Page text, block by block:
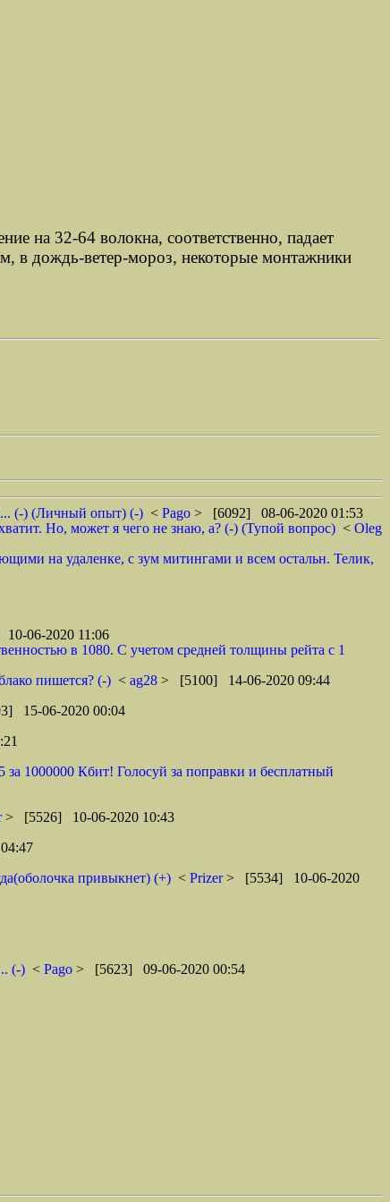
на 32-64 волокна, соответственно, падает
в дождь-ветер-мороз, некоторые монтажники
(-) (Личный опыт) (-) < Pago > [6092] 08-06-2020 01:53
Но, может я чего не знаю, а? (-) (Тупой вопрос) < Oleg
на удаленке, с зум митингами и всем остальн. Телик,
06-2020 11:06
в 1080. С учетом средней толщины рейта с 1
пишется? (-) < ag28 > [5100] 14-06-2020 09:44
15-06-2020 00:04
1000000 Кбит! Голосуй за поправки и бесплатный
> [5526] 10-06-2020 10:43
привыкнет) (+) < Prizer> [5534] 10-06-2020
(-) < Pago > [5623] 09-06-2020 00:54